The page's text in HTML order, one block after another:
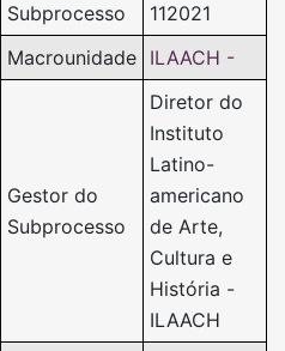
Subprocesso
112021
Macrounidade ILAACH -
Gestor do
Subprocesso
Diretor do
Instituto
Latino-
americano
de Arte,
Cultura e
História -
ILAACH